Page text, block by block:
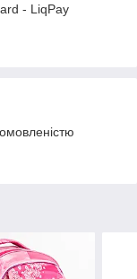
- LiqPay